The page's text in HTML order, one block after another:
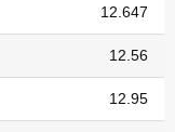
12.647
12.56
12.95